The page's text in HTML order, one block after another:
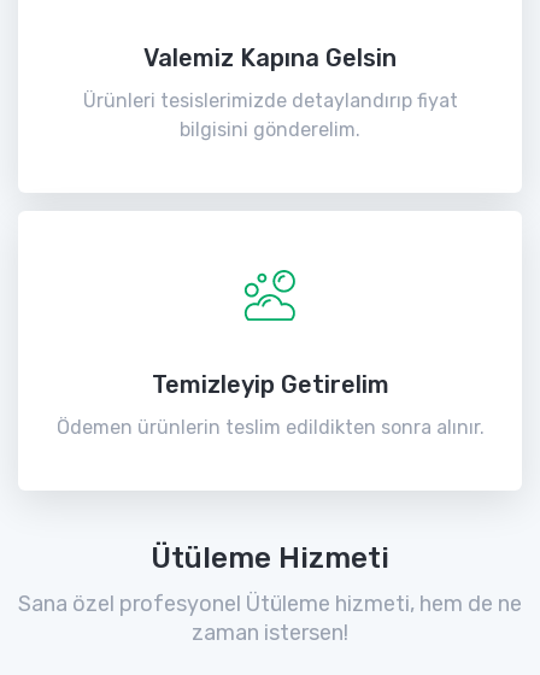
Valemiz Kapına Gelsin
Ürünleri tesislerimizde detaylandırıp fiyat
bilgisini gönderelim.
Temizleyip Getirelim
Ödemen ürünlerin teslim edildikten sonra alınır.
Ütüleme Hizmeti
Sana özel profesyonel Ütüleme hizmeti, hem de ne
zaman istersen!